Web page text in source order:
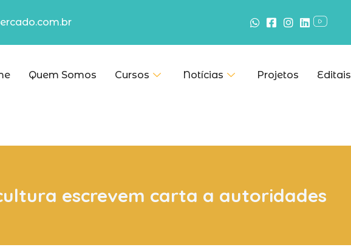
Quem Somos Cursos Notícias Projetos Editais
escrevem carta a autoridades